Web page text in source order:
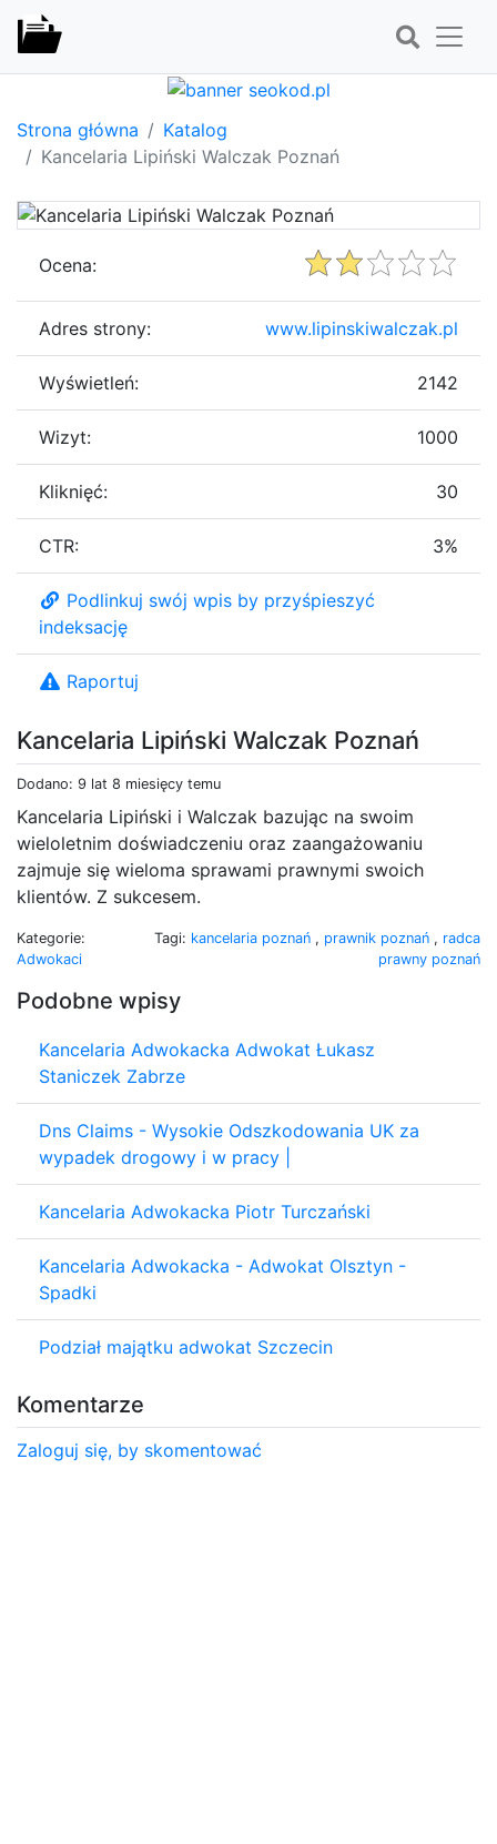
Strona główna
Katalog
Kancelaria Lipiński Walczak Poznań
Kancelaria Lipiński Walczak Poznań
Dodano: 9 lat 8 miesięcy temu
Kancelaria Lipiński i Walczak bazując na swoim
wieloletnim doświadczeniu oraz zaangażowaniu
zajmuje się wieloma sprawami prawnymi swoich
klientów. Z sukcesem.
Kategorie:
Adwokaci
Tagi: kancelaria poznań , prawnik poznań , radca
prawny poznań
Podobne wpisy
Kancelaria Adwokacka Adwokat Łukasz
Staniczek Zabrze
Dns Claims - Wysokie Odszkodowania UK za
wypadek drogowy i w pracy |
Kancelaria Adwokacka Piotr Turczański
Kancelaria Adwokacka - Adwokat Olsztyn -
Spadki
Podział majątku adwokat Szczecin
Komentarze
Zaloguj się, by skomentować
Ocena:
Adres strony: www.lipinskiwalczak.pl
Wyświetleń: 2142
Wizyt: 1000
Kliknięć: 30
CTR: 3%
Podlinkuj swój wpis by przyśpieszyć
indeksację
Raportuj